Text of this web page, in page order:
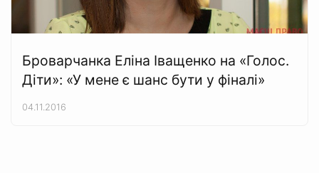
Броварчанка Еліна Іващенко на «Голос.
Діти»: «У мене є шанс бути у фіналі»
04.11.2016